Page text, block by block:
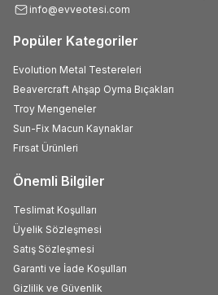
info@evveotesi.com
Popüler Kategoriler
Evolution Metal Testereleri
Beavercraft Ahşap Oyma Bıçakları
Troy Mengeneler
Sun-Fix Macun Kaynaklar
Fırsat Ürünleri
Önemli Bilgiler
Teslimat Koşulları
Üyelik Sözleşmesi
Satış Sözleşmesi
Garanti ve İade Koşulları
Gizlilik ve Güvenlik